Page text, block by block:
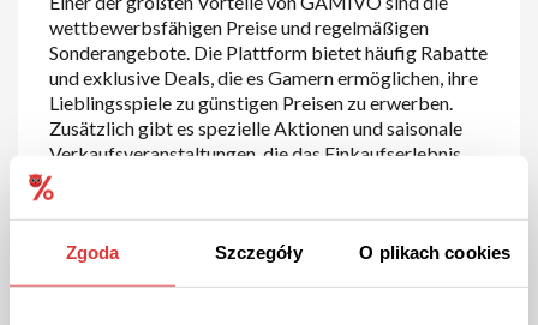
Zgoda Szczegóły O plikach cookies
wettbewerbsfähigen Preise und regelmäßigen
Sonderangebote. Die Plattform bietet häufig Rabatte
und exklusive Deals, die es Gamern ermöglichen, ihre
Lieblingsspiele zu günstigen Preisen zu erwerben.
Zusätzlich gibt es spezielle Aktionen und saisonale
Verkaufsveranstaltungen, die das Einkaufserlebnis
noch attraktiver machen.
Sicherheit und Vertrauen
GAMIVO legt großen Wert auf die Sicherheit und